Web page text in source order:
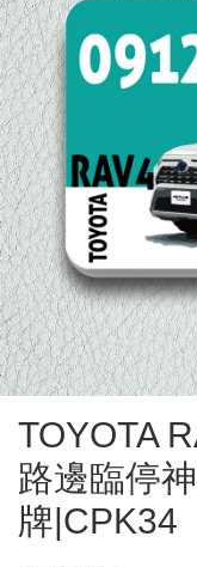
TOYOTA
路邊臨停
牌|CPK34